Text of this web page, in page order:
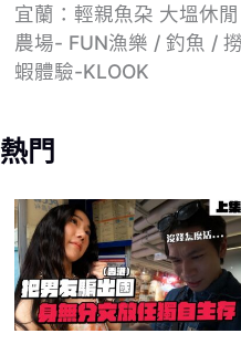
宜蘭：輕親魚朶 大塭休閒
農場- FUN漁樂 / 釣魚 / 撈
蝦體驗-KLOOK
熱門